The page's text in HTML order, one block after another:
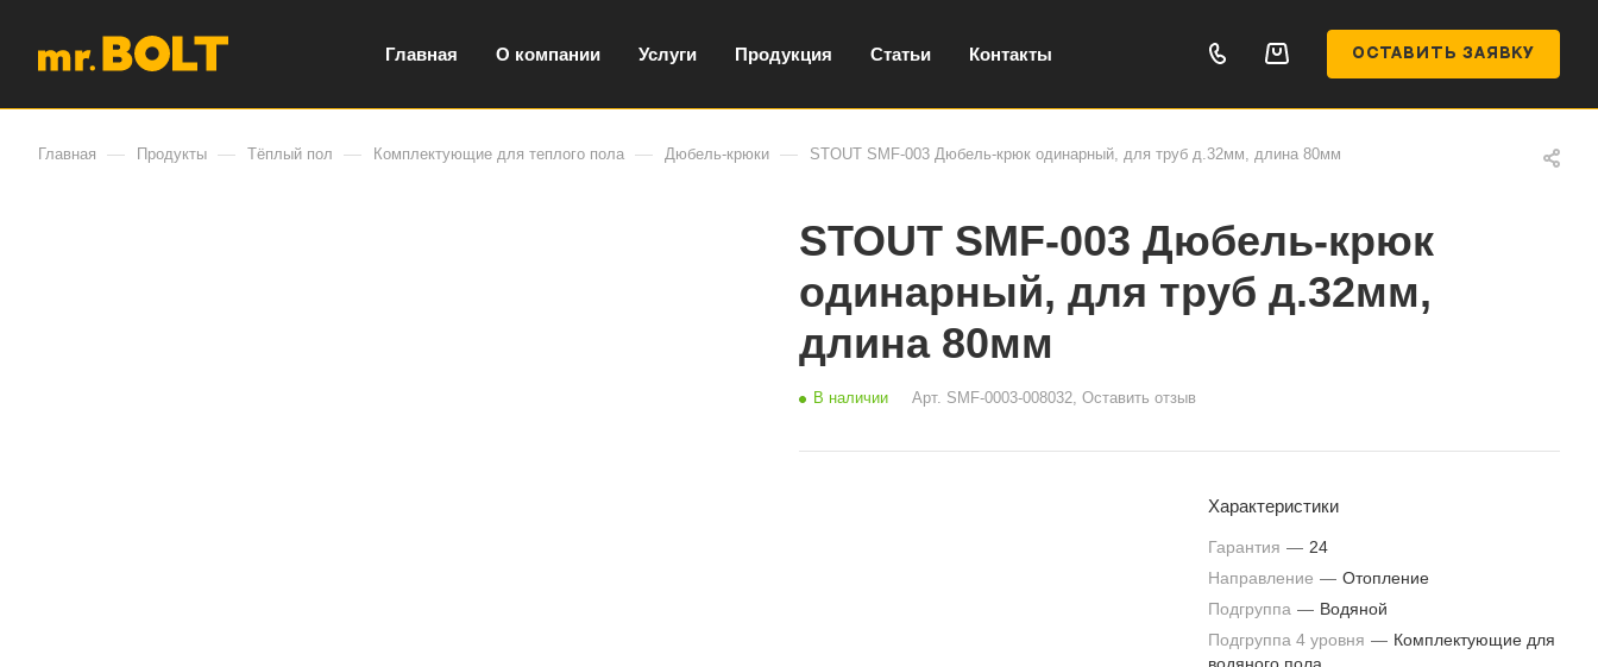
Главная О компании Услуги Продукция Статьи Контакты ОСТАВИТЬ ЗАЯВКУ
Главная — Продукты — Тёплый пол — Комплектующие для теплого пола — Дюбель-крюки — STOUT SMF-003 Дюбель-крюк одинарный, для труб д.32мм, длина 80мм
STOUT SMF-003 Дюбель-крюк
одинарный, для труб д.32мм,
длина 80мм
В наличии Арт. SMF-0003-008032, Оставить отзыв
Характеристики
Гарантия — 24
Направление — Отопление
Подгруппа — Водяной
Подгруппа 4 уровня — Комплектующие для